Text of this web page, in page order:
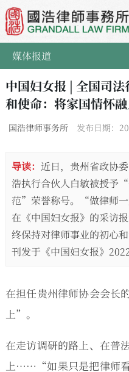
媒体报道
中国妇女报 | 全国司
和使命：将家国情怀
国浩律师事务所 发布日期：
导读： 近日，贵州省政协
浩执行合伙人白敏被授予
范”荣誉称号。“做律师
在《中国妇女报》的采访
终保持对律师事业的初心
刊发于《中国妇女报》
在担任贵州律师协会会长
上”。
在走访调研的路上、在普
上……“如果只是把律师